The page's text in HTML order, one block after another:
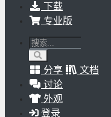
下载
专业版
分享
文档
讨论
外观
登录